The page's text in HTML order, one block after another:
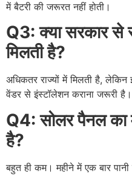
में बैटरी की जरूरत नहीं होती।
Q3: क्या सरकार से
मिलती है?
अधिकतर राज्यों में मिलती है,
वेंडर से इंस्टॉलेशन कराना जरूरी है।
Q4: सोलर पैनल का
है?
बहुत ही कम। महीने में एक बार